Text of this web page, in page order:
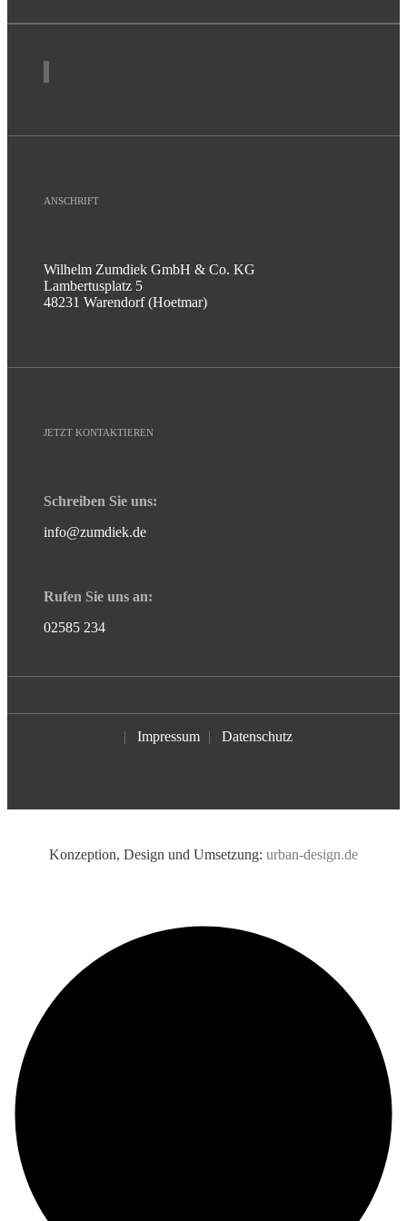
ANSCHRIFT
Wilhelm Zumdiek GmbH & Co. KG
Lambertusplatz 5
48231 Warendorf (Hoetmar)
JETZT KONTAKTIEREN
Schreiben Sie uns:
info@zumdiek.de
Rufen Sie uns an:
02585 234
| Impressum| Datenschutz
Konzeption, Design und Umsetzung: urban-design.de